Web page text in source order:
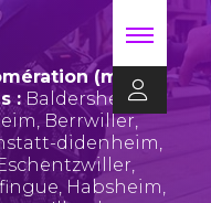
(m2A)
: Baldersheim,
, Berrwiller,
didenheim,
,
, Habsheim,